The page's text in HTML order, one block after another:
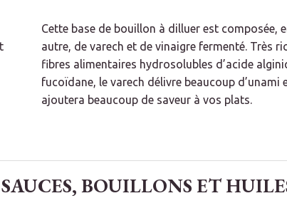
Cette base de bouillon à dilluer est composée,
autre, de varech et de vinaigre fermenté. Très
fibres alimentaires hydrosolubles d’acide
fucoïdane, le varech délivre beaucoup d’unami
ajoutera beaucoup de saveur à vos plats.
BOUILLONS ET